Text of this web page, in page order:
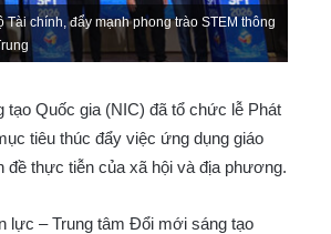
chính, đẩy mạnh phong trào STEM thông
Quốc gia (NIC) đã tổ chức lễ Phát
tiêu thúc đẩy việc ứng dụng giáo
thực tiễn của xã hội và địa phương.
lực – Trung tâm Đổi mới sáng tạo